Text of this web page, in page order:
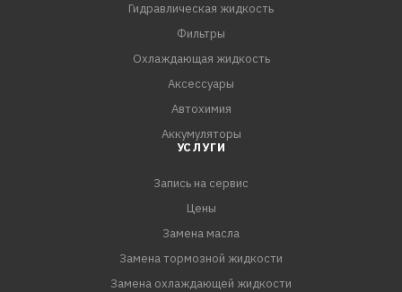
автопроизводителей
- Обеспечивает экономию топлива.
Гидравлическая жидкость
Фильтры
Охлаждающая жидкость
Аксессуары
Автохимия
Аккумуляторы
УСЛУГИ
Запись на сервис
Цены
Замена масла
Замена тормозной жидкости
Замена охлаждающей жидкости